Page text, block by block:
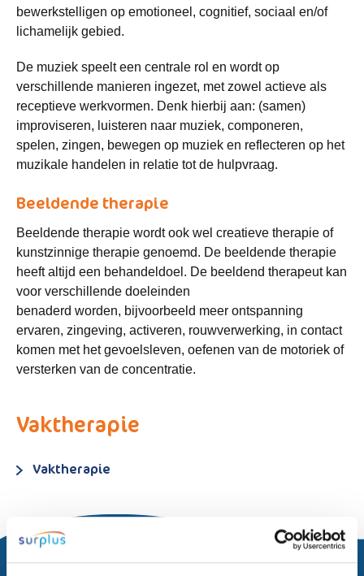
Vaktherapie
Vaktherapie
bewerkstelligen op emotioneel, cognitief, sociaal en/of
lichamelijk gebied.
De muziek speelt een centrale rol en wordt op
verschillende manieren ingezet, met zowel actieve als
receptieve werkvormen. Denk hierbij aan: (samen)
improviseren, luisteren naar muziek, componeren,
spelen, zingen, bewegen op muziek en reflecteren op het
muzikale handelen in relatie tot de hulpvraag.
Beeldende therapie
Beeldende therapie wordt ook wel creatieve therapie of
kunstzinnige therapie genoemd. De beeldende therapie
heeft altijd een behandeldoel. De beeldend therapeut kan
voor verschillende doeleinden
benaderd worden, bijvoorbeeld meer ontspanning
ervaren, zingeving, activeren, rouwverwerking, in contact
komen met het gevoelsleven, oefenen van de motoriek of
versterken van de concentratie.